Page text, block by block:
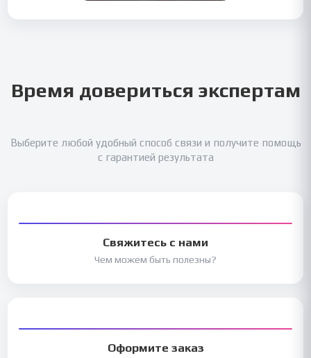
Время довериться экспертам
Выберите любой удобный способ связи и получите помощь
с гарантией результата
Свяжитесь с нами
Чем можем быть полезны?
Оформите заказ